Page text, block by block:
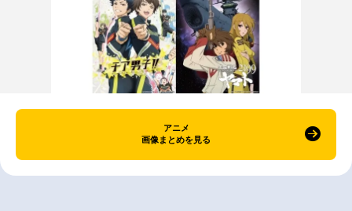
アニメ
画像まとめを見る